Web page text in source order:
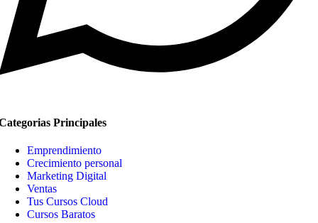
Principales
Emprendimiento
Crecimiento personal
Marketing Digital
Ventas
Tus Cursos Cloud
Cursos Baratos